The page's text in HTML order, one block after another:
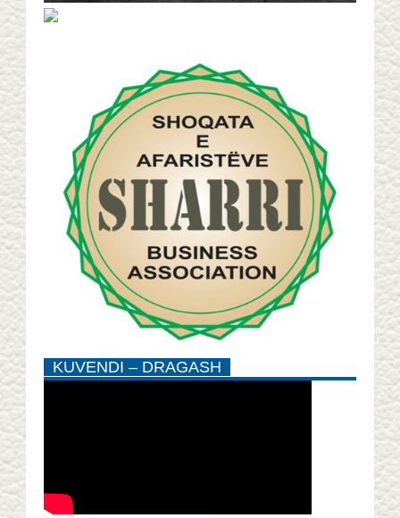
KUVENDI – DRAGASH